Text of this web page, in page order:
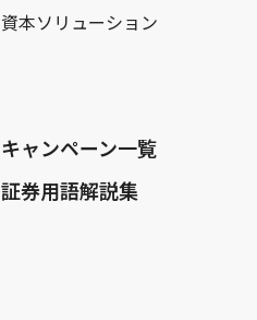
資本ソリューション
キャンペーン一覧
証券用語解説集